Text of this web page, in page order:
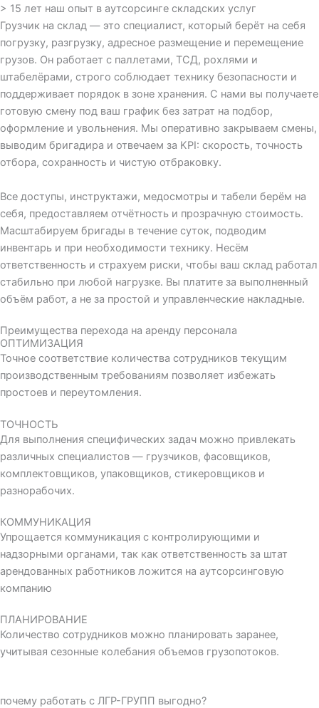
> 15 лет наш опыт в аутсорсинге складских услуг
Грузчик на склад — это специалист, который берёт на себя
погрузку, разгрузку, адресное размещение и перемещение
грузов. Он работает с паллетами, ТСД, рохлями и
штабелёрами, строго соблюдает технику безопасности и
поддерживает порядок в зоне хранения. С нами вы получаете
готовую смену под ваш график без затрат на подбор,
оформление и увольнения. Мы оперативно закрываем смены,
выводим бригадира и отвечаем за KPI: скорость, точность
отбора, сохранность и чистую отбраковку.
Все доступы, инструктажи, медосмотры и табели берём на
себя, предоставляем отчётность и прозрачную стоимость.
Масштабируем бригады в течение суток, подводим
инвентарь и при необходимости технику. Несём
ответственность и страхуем риски, чтобы ваш склад работал
стабильно при любой нагрузке. Вы платите за выполненный
объём работ, а не за простой и управленческие накладные.
Преимущества перехода на аренду персонала
ОПТИМИЗАЦИЯ
Точное соответствие количества сотрудников текущим
производственным требованиям позволяет избежать
простоев и переутомления.
ТОЧНОСТЬ
Для выполнения специфических задач можно привлекать
различных специалистов — грузчиков, фасовщиков,
комплектовщиков, упаковщиков, стикеровщиков и
разнорабочих.
КОММУНИКАЦИЯ
Упрощается коммуникация с контролирующими и
надзорными органами, так как ответственность за штат
арендованных работников ложится на аутсорсинговую
компанию
ПЛАНИРОВАНИЕ
Количество сотрудников можно планировать заранее,
учитывая сезонные колебания объемов грузопотоков.
почему работать с ЛГР-ГРУПП выгодно?